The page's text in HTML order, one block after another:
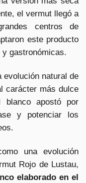
el vermut llegó a
centros de
este producto
gastronómicas.
evolución natural de
carácter más dulce
apostó por
y potenciar los
una evolución
Rojo de Lustau,
elaborado en el